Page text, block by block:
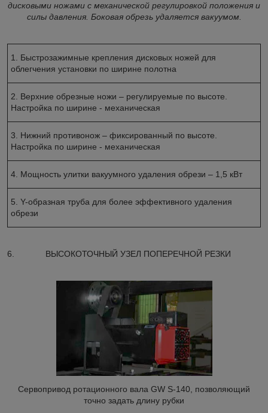
дисковыми ножами с механической регулировкой положения и
силы давления. Боковая обрезь удаляется вакуумом.
1. Быстрозажимные крепления дисковых ножей для
облегчения установки по ширине полотна
2. Верхние обрезные ножи – регулируемые по высоте.
Настройка по ширине - механическая
3. Нижний противонож – фиксированный по высоте.
Настройка по ширине - механическая
4. Мощность улитки вакуумного удаления обрези – 1,5 кВт
5. Y-образная труба для более эффективного удаления
обрези
6. ВЫСОКОТОЧНЫЙ УЗЕЛ ПОПЕРЕЧНОЙ РЕЗКИ
Сервопривод ротационного вала GW S-140, позволяющий
точно задать длину рубки